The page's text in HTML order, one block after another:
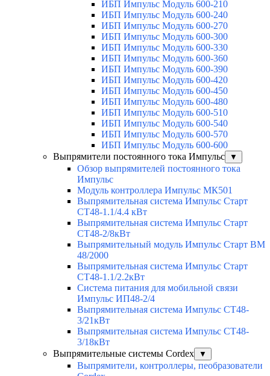
ИБП Импульс Модуль 600-210
ИБП Импульс Модуль 600-240
ИБП Импульс Модуль 600-270
ИБП Импульс Модуль 600-300
ИБП Импульс Модуль 600-330
ИБП Импульс Модуль 600-360
ИБП Импульс Модуль 600-390
ИБП Импульс Модуль 600-420
ИБП Импульс Модуль 600-450
ИБП Импульс Модуль 600-480
ИБП Импульс Модуль 600-510
ИБП Импульс Модуль 600-540
ИБП Импульс Модуль 600-570
ИБП Импульс Модуль 600-600
Выпрямители постоянного тока Импульс
▼
Обзор выпрямителей постоянного тока
Импульс
Модуль контроллера Импульс МК501
Выпрямительная система Импульс Старт
СТ48-1.1/4.4 кВт
Выпрямительная система Импульс Старт
СТ48-2/8кВт
Выпрямительный модуль Импульс Старт ВМ
48/2000
Выпрямительная система Импульс Старт
СТ48-1.1/2.2кВт
Система питания для мобильной связи
Импульс ИП48-2/4
Выпрямительная система Импульс СТ48-
3/21кВт
Выпрямительная система Импульс СТ48-
3/18кВт
Выпрямительные системы Cordex
▼
Выпрямители, контроллеры, пеобразователи